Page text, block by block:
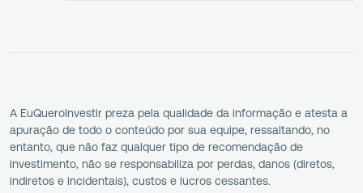
A EuQueroInvestir preza pela qualidade da informação e atesta a
apuração de todo o conteúdo por sua equipe, ressaltando, no
entanto, que não faz qualquer tipo de recomendação de
investimento, não se responsabiliza por perdas, danos (diretos,
indiretos e incidentais), custos e lucros cessantes.